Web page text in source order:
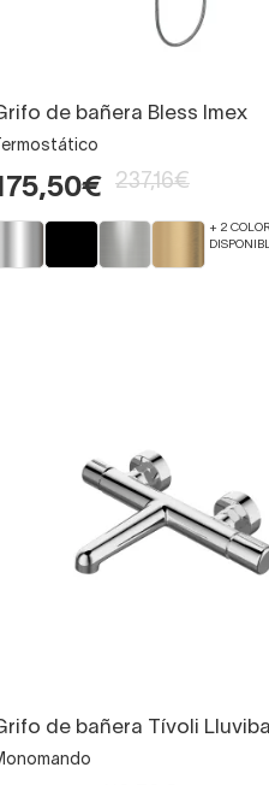
de bañera Bless Imex
Termostático
237,16€
+ 2
de bañera Tívoli